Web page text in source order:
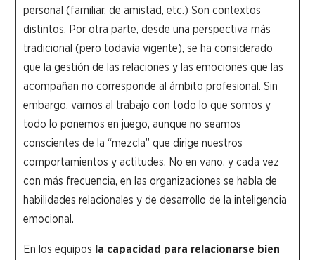
personal (familiar, de amistad, etc.) Son contextos
distintos. Por otra parte, desde una perspectiva más
tradicional (pero todavía vigente), se ha considerado
que la gestión de las relaciones y las emociones que las
acompañan no corresponde al ámbito profesional. Sin
embargo, vamos al trabajo con todo lo que somos y
todo lo ponemos en juego, aunque no seamos
conscientes de la “mezcla” que dirige nuestros
comportamientos y actitudes. No en vano, y cada vez
con más frecuencia, en las organizaciones se habla de
habilidades relacionales y de desarrollo de la inteligencia
emocional.
En los equipos la capacidad para relacionarse bien